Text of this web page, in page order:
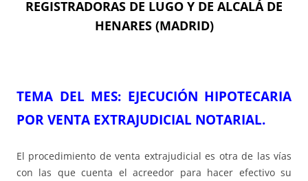
REGISTRADORAS DE LUGO Y DE ALCALÁ DE
HENARES (MADRID)
TEMA DEL MES: EJECUCIÓN HIPOTECARIA
POR VENTA EXTRAJUDICIAL NOTARIAL.
El procedimiento de venta extrajudicial es otra de las vías
con las que cuenta el acreedor para hacer efectivo su